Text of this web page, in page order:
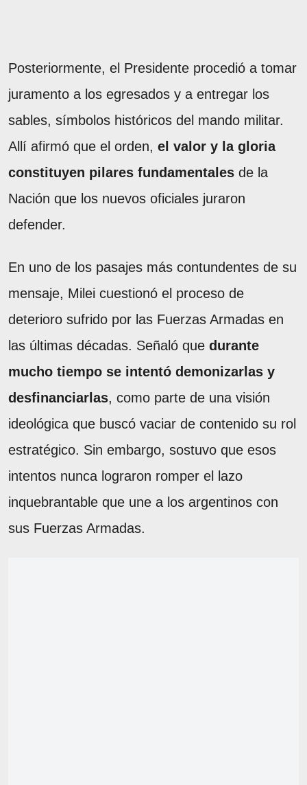
Posteriormente, el Presidente procedió a tomar
juramento a los egresados y a entregar los
sables, símbolos históricos del mando militar.
Allí afirmó que el orden, el valor y la gloria
constituyen pilares fundamentales de la
Nación que los nuevos oficiales juraron
defender.
En uno de los pasajes más contundentes de su
mensaje, Milei cuestionó el proceso de
deterioro sufrido por las Fuerzas Armadas en
las últimas décadas. Señaló que durante
mucho tiempo se intentó demonizarlas y
desfinanciarlas, como parte de una visión
ideológica que buscó vaciar de contenido su rol
estratégico. Sin embargo, sostuvo que esos
intentos nunca lograron romper el lazo
inquebrantable que une a los argentinos con
sus Fuerzas Armadas.